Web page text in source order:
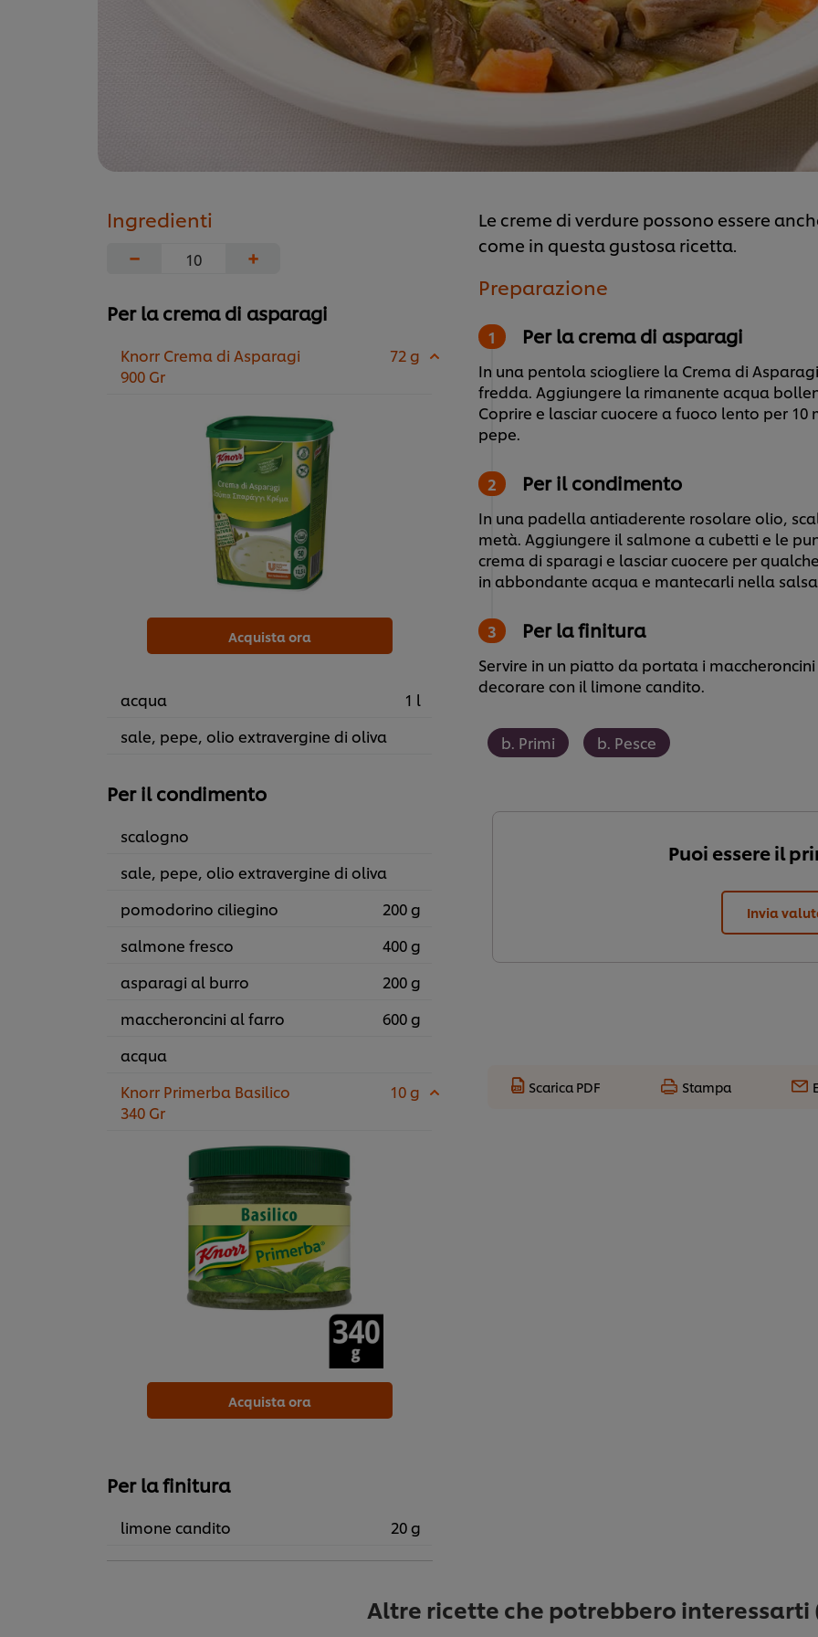
Ingredienti
−
+
Per la crema di asparagi
Knorr Crema di Asparagi
900 Gr
72 g
Acquista ora
acqua
1 l
sale, pepe, olio extravergine di oliva
Per il condimento
scalogno
sale, pepe, olio extravergine di oliva
pomodorino ciliegino
200 g
salmone fresco
400 g
asparagi al burro
200 g
maccheroncini al farro
600 g
acqua
Knorr Primerba Basilico
340 Gr
10 g
Acquista ora
Per la finitura
limone candito 20 g
Le creme di verdure possono essere
come in questa gustosa ricetta.
Preparazione
Per la crema di asparagi
In una pentola sciogliere la Crema di
fredda. Aggiungere la rimanente acqua
Coprire e lasciar cuocere a fuoco lento per
pepe.
Per il condimento
In una padella antiaderente rosolare olio,
metà. Aggiungere il salmone a cubetti e le
crema di sparagi e lasciar cuocere per
in abbondante acqua e mantecarli nella
Per la finitura
Servire in un piatto da portata i
decorare con il limone candito.
b. Primi b. Pesce
Puoi essere il
Invia
Scarica PDF Stampa
Altre ricette che potrebbero interessarti